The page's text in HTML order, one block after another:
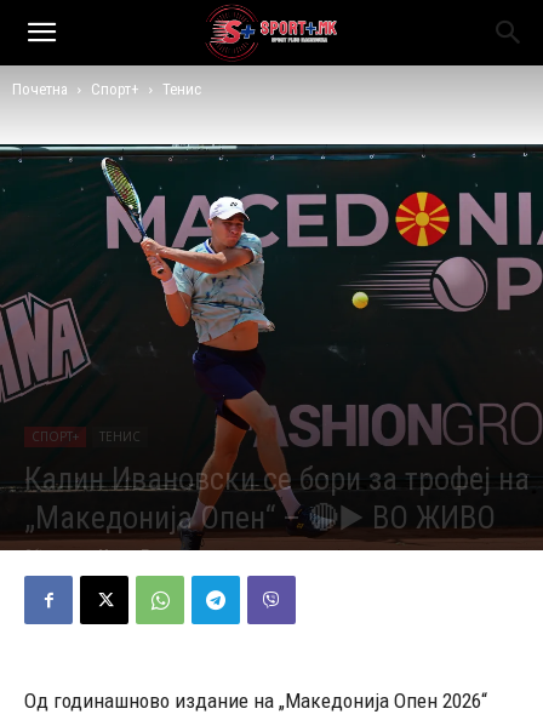
Почетна Спорт+ Тенис
СПОРТ+ ТЕНИС
Калин Ивановски се бори за трофеј на
„Македонија Опен“ – 🔴▶️ ВО ЖИВО
Објавено од Марио Петровски - 05/07/2026 435
Од годинашново издание на „Македонија Опен 2026“